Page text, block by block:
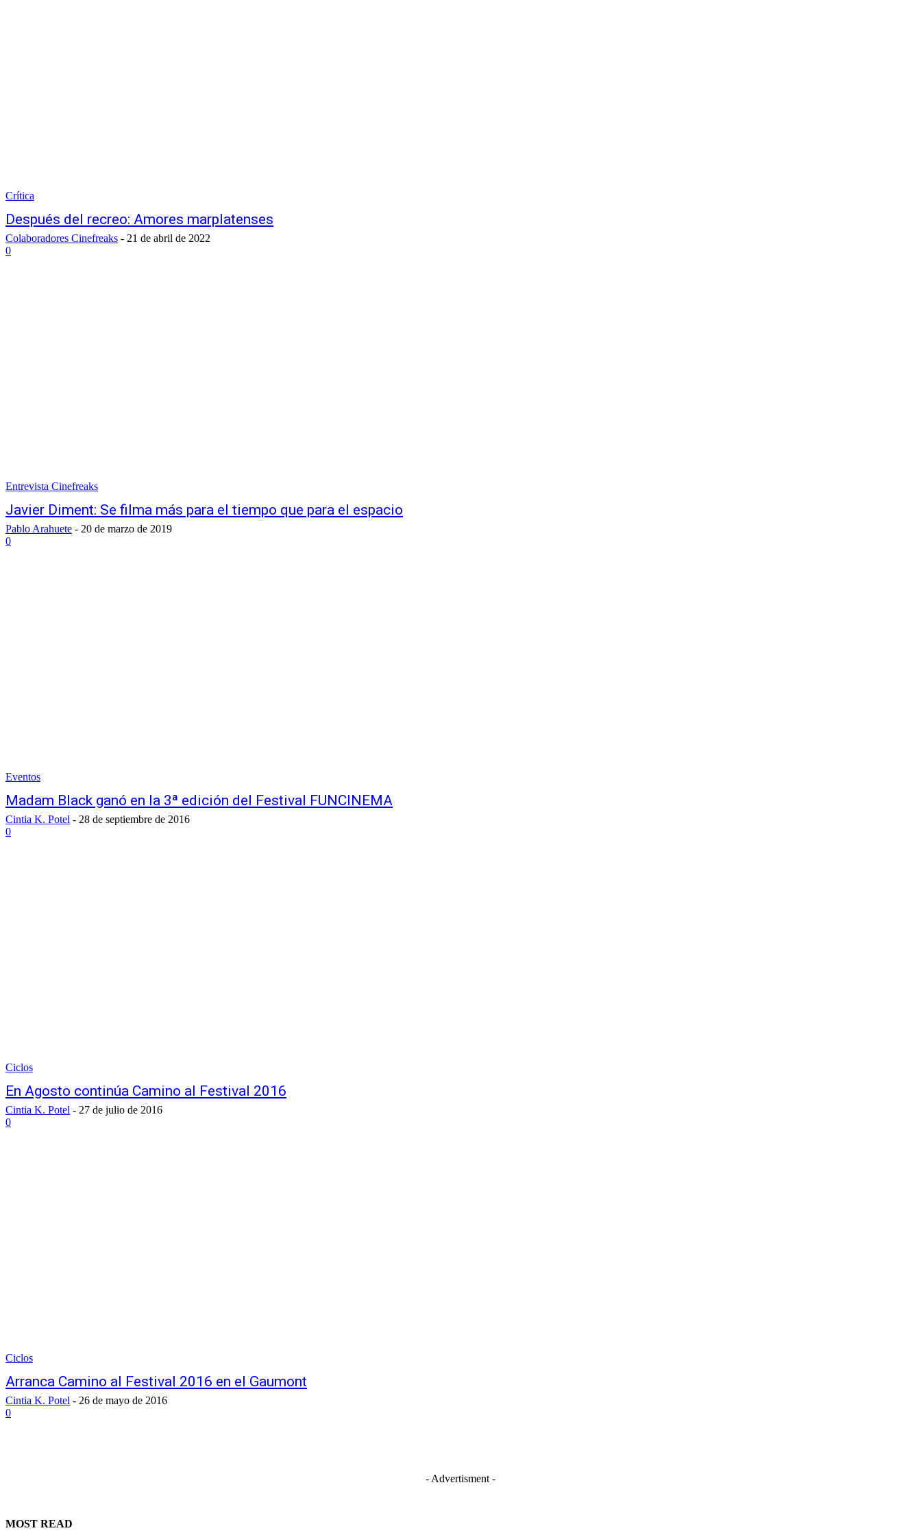
Crítica
Después del recreo: Amores marplatenses
Colaboradores Cinefreaks - 21 de abril de 2022
0
Entrevista Cinefreaks
Javier Diment: Se filma más para el tiempo que para el espacio
Pablo Arahuete - 20 de marzo de 2019
0
Eventos
Madam Black ganó en la 3ª edición del Festival FUNCINEMA
Cintia K. Potel - 28 de septiembre de 2016
0
Ciclos
En Agosto continúa Camino al Festival 2016
Cintia K. Potel - 27 de julio de 2016
0
Ciclos
Arranca Camino al Festival 2016 en el Gaumont
Cintia K. Potel - 26 de mayo de 2016
0
- Advertisment -
MOST READ